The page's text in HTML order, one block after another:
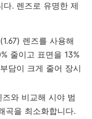
. 렌즈로 유명한 제
렌즈를 사용해
줄이고 표면을 13%
담이 크게 줄어 장시
와 비교해 시야 범
곡을 최소화합니다.